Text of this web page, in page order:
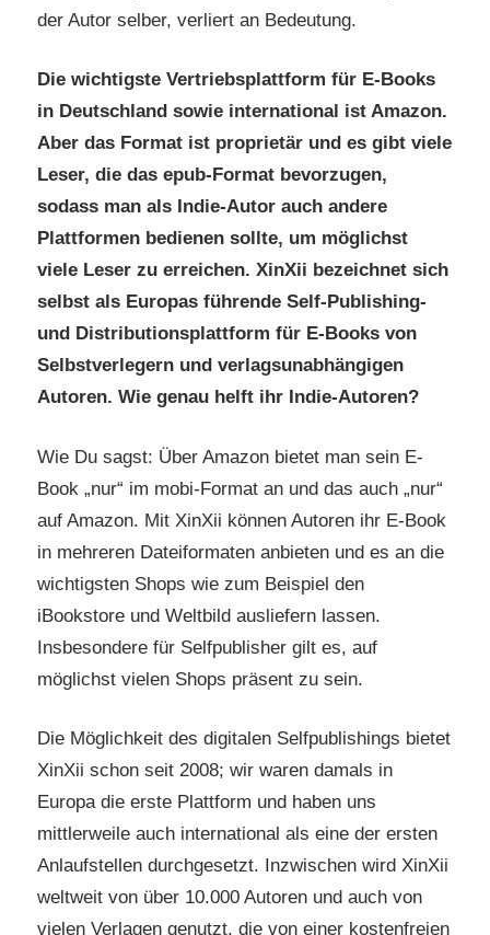
der Autor selber, verliert an Bedeutung.
Die wichtigste Vertriebsplattform für E-Books
in Deutschland sowie international ist Amazon.
Aber das Format ist proprietär und es gibt viele
Leser, die das epub-Format bevorzugen,
sodass man als Indie-Autor auch andere
Plattformen bedienen sollte, um möglichst
viele Leser zu erreichen. XinXii bezeichnet sich
selbst als Europas führende Self-Publishing-
und Distributionsplattform für E-Books von
Selbstverlegern und verlagsunabhängigen
Autoren. Wie genau helft ihr Indie-Autoren?
Wie Du sagst: Über Amazon bietet man sein E-
Book „nur“ im mobi-Format an und das auch „nur“
auf Amazon. Mit XinXii können Autoren ihr E-Book
in mehreren Dateiformaten anbieten und es an die
wichtigsten Shops wie zum Beispiel den
iBookstore und Weltbild ausliefern lassen.
Insbesondere für Selfpublisher gilt es, auf
möglichst vielen Shops präsent zu sein.
Die Möglichkeit des digitalen Selfpublishings bietet
XinXii schon seit 2008; wir waren damals in
Europa die erste Plattform und haben uns
mittlerweile auch international als eine der ersten
Anlaufstellen durchgesetzt. Inzwischen wird XinXii
weltweit von über 10.000 Autoren und auch von
vielen Verlagen genutzt, die von einer kostenfreien